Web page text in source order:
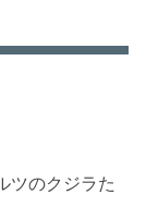
ツのクジラた